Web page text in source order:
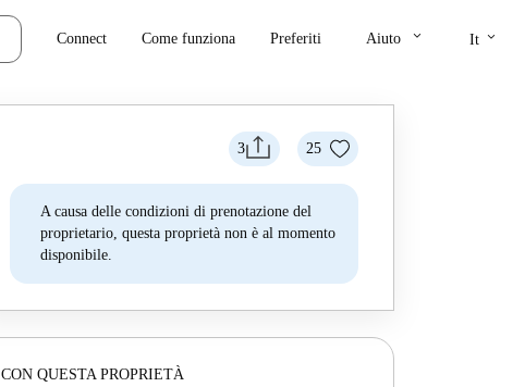
Connect Come funziona Preferiti Aiuto keyboard_arrow_down It keyboard_arrow_down
3 25
A causa delle condizioni di prenotazione del
proprietario, questa proprietà non è al momento
disponibile.
CON QUESTA PROPRIETÀ